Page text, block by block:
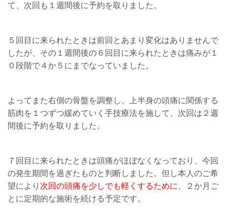
て、次回も１週間後に予約を取りました。
５回目に来られたときは前回とあまり変化はありませんで
したが、その１週間後の６回目に来られたときは痛みが１
０段階で４か５にまでなっていました。
よってまた右側の骨盤を調整し、上半身の頭痛に関係する
筋肉を１つずつ緩めていく手技療法を施して、次回は２週
間後に予約を取りました。
７回目に来られたときは頭痛がほぼなくなっており、今回
の発生期間を過ぎたものと判断しました。但し本人のご希
望により 次回の頭痛を少しでも軽くするために、２か月ご
とに定期的な施術を続ける予定です。